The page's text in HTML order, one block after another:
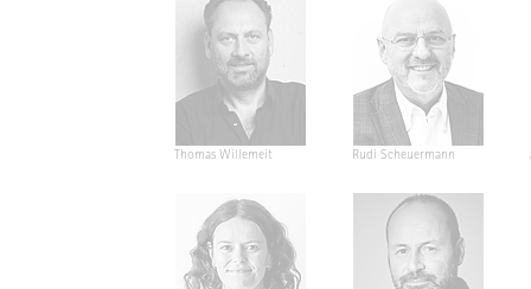
Thomas Willemeit Rudi Scheuermann